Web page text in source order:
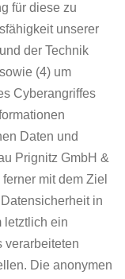
für diese zu
unserer
der Technik
(4) um
Cyberangriffes
Daten und
Prignitz GmbH &
mit dem Ziel
in
letztlich ein
verarbeiteten
Die anonymen